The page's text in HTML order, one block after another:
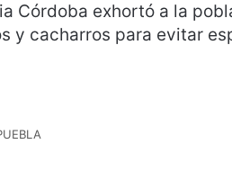
Córdoba exhortó a la
y cacharros para evitar